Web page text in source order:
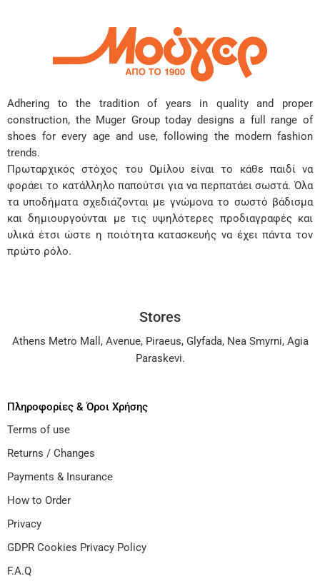
Adhering to the tradition of years in quality and proper
construction, the Muger Group today designs a full range of
shoes for every age and use, following the modern fashion
trends.
Πρωταρχικός στόχος του Ομίλου είναι το κάθε παιδί να
φοράει το κατάλληλο παπούτσι για να περπατάει σωστά. Όλα
τα υποδήματα σχεδιάζονται με γνώμονα το σωστό βάδισμα
και δημιουργούνται με τις υψηλότερες προδιαγραφές και
υλικά έτσι ώστε η ποιότητα κατασκευής να έχει πάντα τον
πρώτο ρόλο.
Stores
Athens Metro Mall , Avenue, Piraeus, Glyfada, Nea Smyrni, Agia
Paraskevi.
Πληροφορίες & Όροι Χρήσης
Terms of use
Returns / Changes
Payments & Insurance
How to Order
Privacy
GDPR Cookies Privacy Policy
F.A.Q